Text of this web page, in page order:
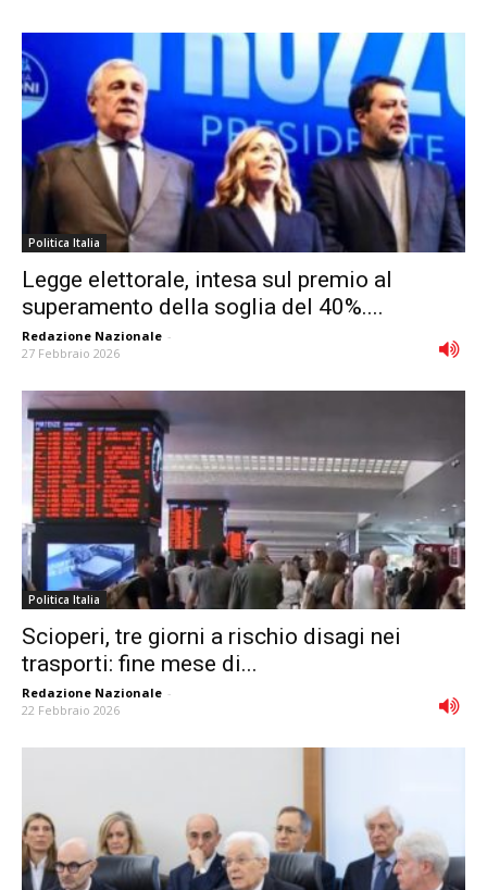
Politica Italia
Legge elettorale, intesa sul premio al
superamento della soglia del 40%....
Redazione Nazionale -
27 Febbraio 2026
Politica Italia
Scioperi, tre giorni a rischio disagi nei
trasporti: fine mese di...
Redazione Nazionale -
22 Febbraio 2026